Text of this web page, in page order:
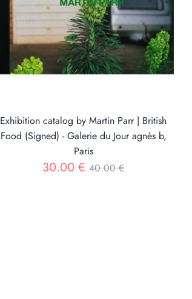
Exhibition catalog by Martin Parr | British
Food (Signed) - Galerie du Jour agnès b,
Paris
30.00 €Regular
40.00 €